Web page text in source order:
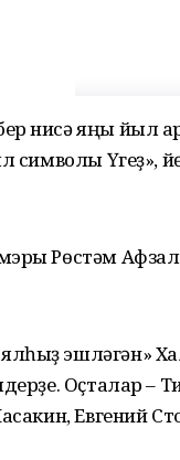
нисә яңы йыл
символы Үгеҙ»,
Рөстәм
эшләгән»
Оҫталар –
Евгений